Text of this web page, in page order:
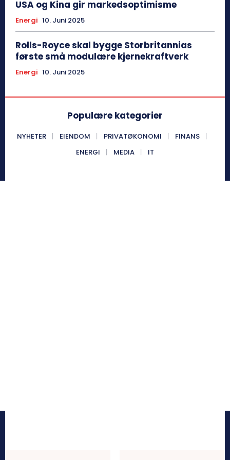
USA og Kina gir markedsoptimisme
Energi 10. Juni 2025
Rolls-Royce skal bygge Storbritannias
første små modulære kjernekraftverk
Energi 10. Juni 2025
Populære kategorier
NYHETER EIENDOM PRIVATØKONOMI
FINANS
ENERGI
MEDIA IT